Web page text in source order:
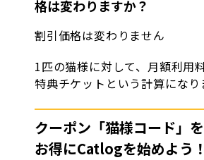
格は変わりますか？
割引価格は変わりません
1匹の猫様に対して、月額利用
特典チケットという計算になり
クーポン「猫様コード」を
お得にCatlogを始めよう！